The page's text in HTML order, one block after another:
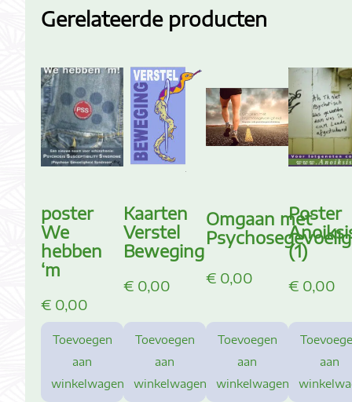
Gerelateerde producten
poster
We
hebben
‘m
€ 0,00
Toevoegen
aan
winkelwagen
Kaarten
Verstel
Beweging
€ 0,00
Toevoegen
aan
winkelwagen
Omgaan met
€ 0,00
Toevoegen
aan
winkelwagen
Poster
(1)
€ 0,00
aan